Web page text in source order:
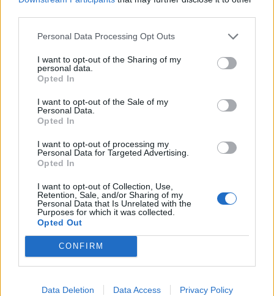
Personal Data Processing Opt Outs
I want to opt-out of the Sharing of my
personal data.
Opted In
I want to opt-out of the Sale of my
Personal Data.
Opted In
I want to opt-out of processing my
Personal Data for Targeted Advertising.
Opted In
I want to opt-out of Collection, Use,
Retention, Sale, and/or Sharing of my
Personal Data that Is Unrelated with the
Purposes for which it was collected.
Opted Out
CONFIRM
Data Deletion Data Access Privacy Policy
voetbalvisie Feyenoord daadwerkelijk voor ogen heeft en
waarom de clubleiding vond dat Van Persie daar niet langer de
juiste man voor was.
Verrassende naam genoemd als opvolger
Robin van Persie